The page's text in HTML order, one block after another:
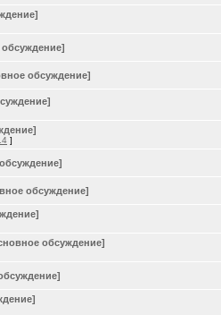
обсуждение]
]
обсуждение]
обсуждение]